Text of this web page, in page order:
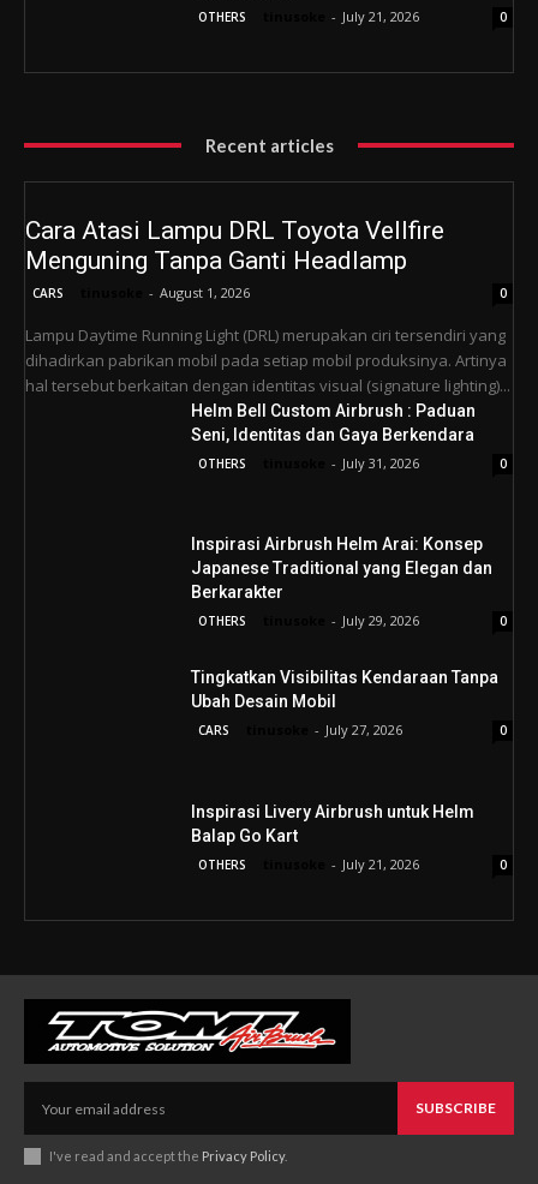
OTHERS - July 21, 2026 0
Recent articles
Cara Atasi Lampu DRL Toyota Vellfire
Menguning Tanpa Ganti Headlamp
CARS - August 1, 2026 0
Lampu Daytime Running Light (DRL) merupakan ciri tersendiri yang
dihadirkan pabrikan mobil pada setiap mobil produksinya. Artinya
hal tersebut berkaitan dengan identitas visual (signature lighting)...
Helm Bell Custom Airbrush : Paduan
Seni, Identitas dan Gaya Berkendara
OTHERS - July 31, 2026 0
Inspirasi Airbrush Helm Arai: Konsep
Japanese Traditional yang Elegan dan
Berkarakter
OTHERS - July 29, 2026 0
Tingkatkan Visibilitas Kendaraan Tanpa
Ubah Desain Mobil
CARS - July 27, 2026 0
Inspirasi Livery Airbrush untuk Helm
Balap Go Kart
OTHERS - July 21, 2026 0
SUBSCRIBE
I've read and accept the Privacy Policy.